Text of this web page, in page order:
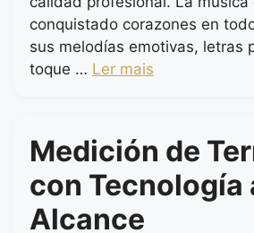
conquistado corazones en
sus melodías emotivas, letras
toque … Ler mais
Medición de
con Tecnología
Alcance